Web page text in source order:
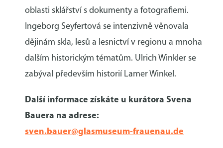
oblasti sklářství s dokumenty a fotografiemi.
Ingeborg Seyfertová se intenzivně věnovala
dějinám skla, lesů a lesnictví v regionu a mnoha
dalším historickým tématům. Ulrich Winkler se
zabýval především historií Lamer Winkel.
Další informace získáte u kurátora Svena
Bauera na adrese:
sven.bauer@glasmuseum-frauenau.de